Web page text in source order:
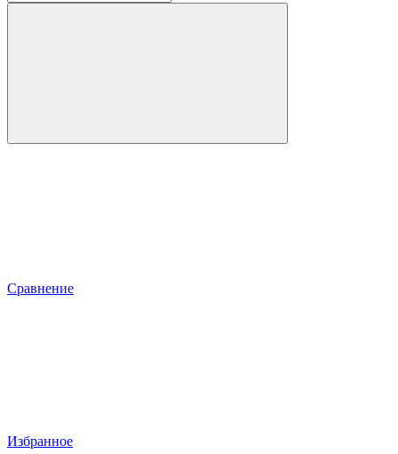
Сравнение
Избранное